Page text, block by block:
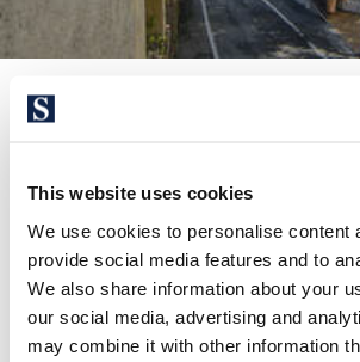
This website uses cookies
We use cookies to personalise content
provide social media features and to
We also share information about your
our social media, advertising and
may combine it with other information
0 resultados
Trier par: Les plus récentes